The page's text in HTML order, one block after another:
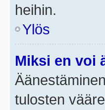
heihin.
Ylös
Miksi en voi
tulosten